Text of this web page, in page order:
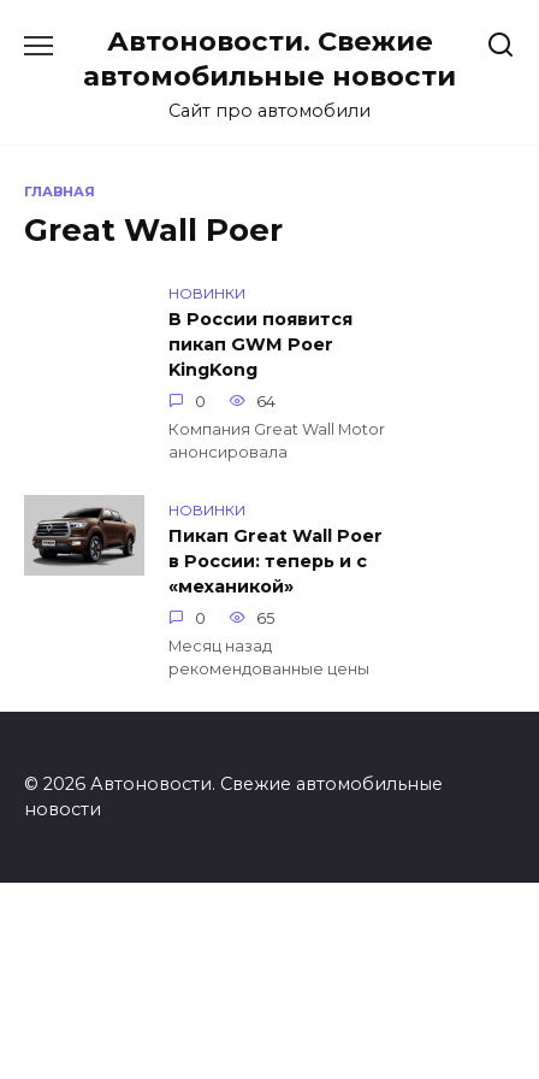
содержанию
Автоновости. Свежие
автомобильные новости
Сайт про автомобили
ГЛАВНАЯ
Great Wall Poer
НОВИНКИ
В России появится
пикап GWM Poer
KingKong
0
64
Компания Great Wall Motor
анонсировала
НОВИНКИ
Пикап Great Wall Poer
в России: теперь и с
«механикой»
0
65
Месяц назад
рекомендованные цены
© 2026 Автоновости. Свежие автомобильные
новости